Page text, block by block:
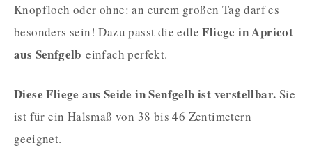
Knopfloch oder ohne: an eurem großen Tag darf es
besonders sein! Dazu passt die edleFliege in Apricot
aus Senfgelb einfach perfekt.
Diese Fliege aus Seide in Senfgelb ist verstellbar. Sie
ist für ein Halsmaß von 38 bis 46 Zentimetern
geeignet.